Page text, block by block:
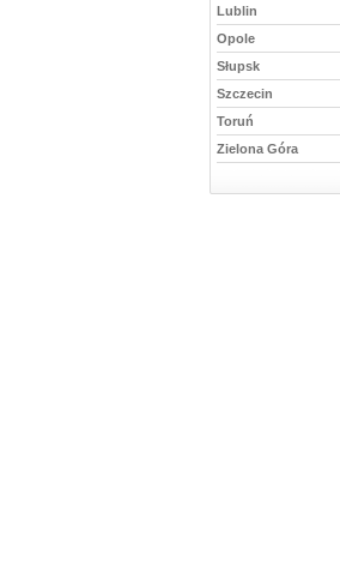
Lublin
Opole
Słupsk
Szczecin
Toruń
Zielona Góra